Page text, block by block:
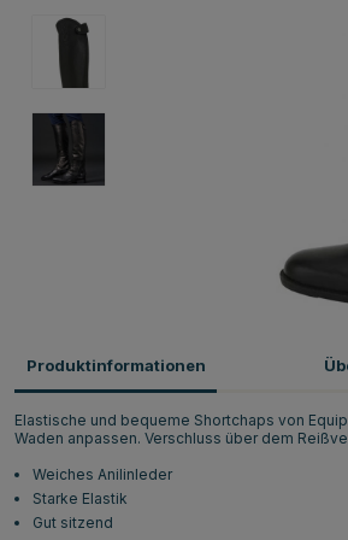
Produktinformationen
Elastische und bequeme Shortchaps von
Waden anpassen. Verschluss über dem
Weiches Anilinleder
Starke Elastik
Gut sitzend